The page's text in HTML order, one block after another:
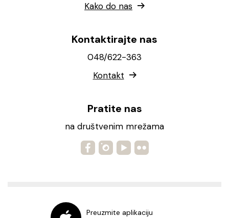
Kako do nas
Kontaktirajte nas
048/622-363
Kontakt
Pratite nas
na društvenim mrežama
Preuzmite aplikaciju